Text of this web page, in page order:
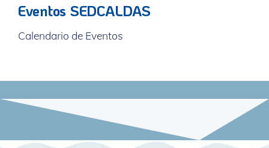
Eventos SEDCALDAS
Calendario de Eventos